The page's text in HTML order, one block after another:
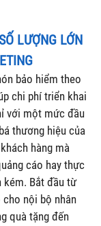
LƯỢNG LỚN
bảo hiểm theo
chi phí triển khai
với một mức đầu
thương hiệu của
hàng mà
cáo hay thực
kém. Bắt đầu từ
nội bộ nhân
quà tặng đến